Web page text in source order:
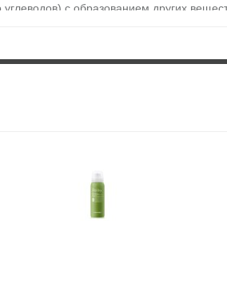
с образованием других
снимает усталость и
движениями.